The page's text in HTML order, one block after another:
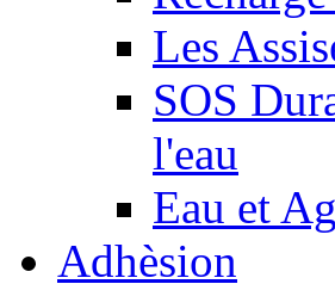
Les
SOS
l'eau
Eau et
Adhèsion